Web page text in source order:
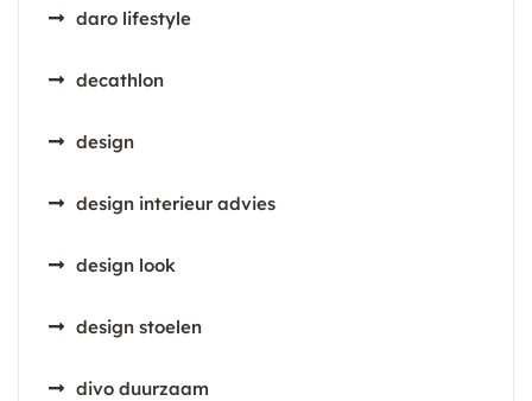
daro lifestyle
decathlon
design
design interieur advies
design look
design stoelen
divo duurzaam